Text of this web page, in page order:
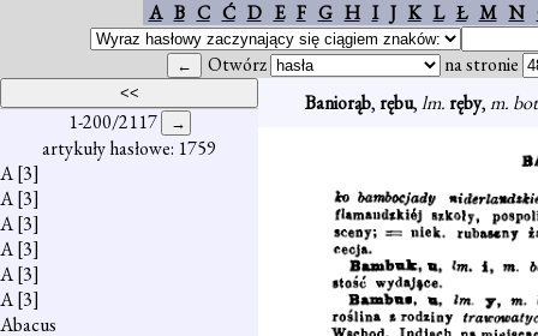
A B C Ć D E F G H I J K L Ł M N
Otwórz na stronie
1-200/2117
artykuły hasłowe: 1759
A[3]
A[3]
A[3]
A[3]
A[3]
A[3]
Abacus
Baniorąb,rębu,lm.ręby,m.